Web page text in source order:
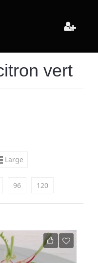
vert
Large
96 120